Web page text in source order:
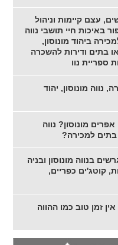
עצם קיימות וניהול
באיכות חיי תושבי נווה
ביהוד מונוסון,
בתים ודירות להשכרה
ספריית נוו
נווה מונוסון, יהוד
מונוסון? נווה
בתים למכירה?
בנווה מונוסון ובניה
קוטג'ים כפריים,
זמן טוב כמו ההווה